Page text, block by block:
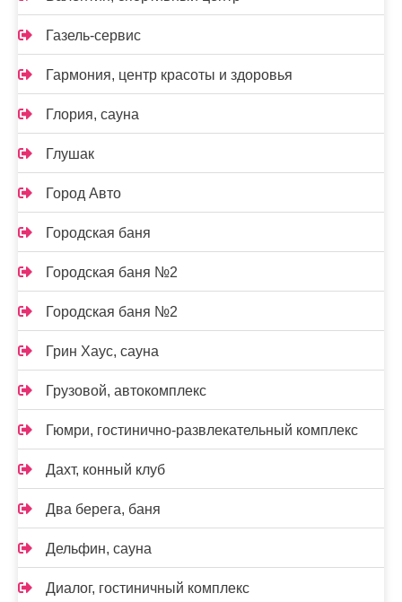
Газель-сервис
Гармония, центр красоты и здоровья
Глория, сауна
Глушак
Город Авто
Городская баня
Городская баня №2
Городская баня №2
Грин Хаус, сауна
Грузовой, автокомплекс
Гюмри, гостинично-развлекательный комплекс
Дахт, конный клуб
Два берега, баня
Дельфин, сауна
Диалог, гостиничный комплекс